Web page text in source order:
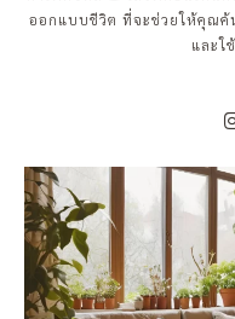
ออกแบบชีวิต ที่จะช่วยให้คุณค้
และใ